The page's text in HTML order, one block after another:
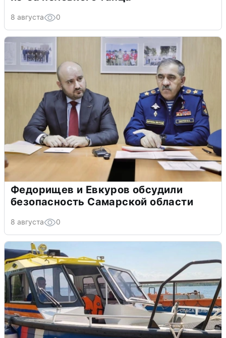
8 августа 0
Федорищев и Евкуров обсудили
безопасность Самарской области
8 августа 0